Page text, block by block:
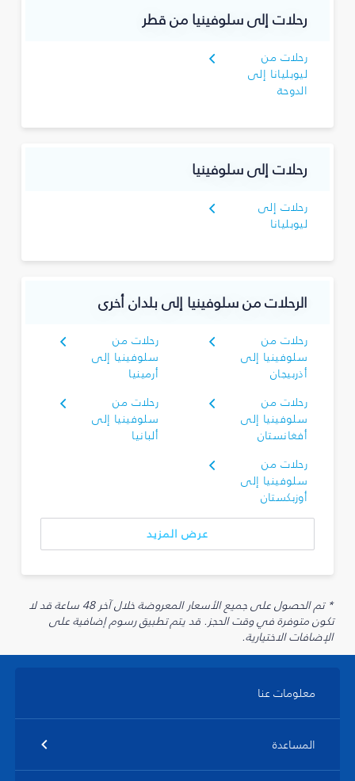
رحلات إلى سلوفينيا من قطر
رحلات من
ليوبليانا إلى
الدوحة
رحلات إلى سلوفينيا
رحلات إلى
ليوبليانا
الرحلات من سلوفينيا إلى بلدان أخرى
رحلات من
سلوفينيا إلى
أذربيجان
رحلات من
سلوفينيا إلى
أرمينيا
رحلات من
سلوفينيا إلى
أفغانستان
رحلات من
سلوفينيا إلى
ألبانيا
رحلات من
سلوفينيا إلى
أوزبكستان
عرض المزيد
* تم الحصول على جميع الأسعار المعروضة خلال آخر 48 ساعة قد لا
تكون متوفرة في وقت الحجز. قد يتم تطبيق رسوم إضافية على
الإضافات الاختيارية.
معلومات عنا
المساعدة